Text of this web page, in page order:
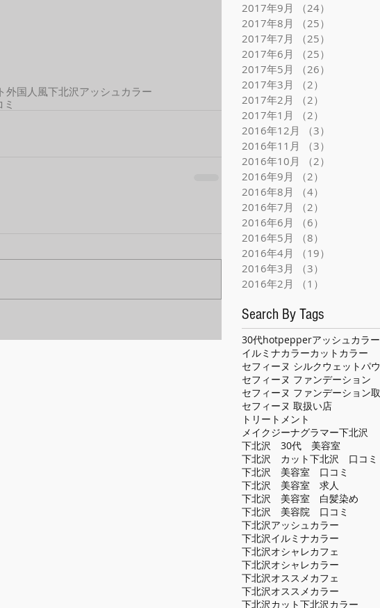
外国人風下北沢アッシュカラー
2017年9月
（24）
2017年8月
（25）
2017年7月
（25）
2017年6月
（25）
2017年5月
（26）
2017年3月
（2）
2017年2月
（2）
2017年1月
（2）
2016年12月
（3）
2016年11月
（3）
2016年10月
（2）
2016年9月
（2）
2016年8月
（4）
2016年7月
（2）
2016年6月
（6）
2016年5月
（8）
2016年4月
（19）
2016年3月
（3）
2016年2月
（1）
Search By Tags
30代hotpepperアッシュカラー
イルミナカラーカット カラー
セフィーヌ ファンデーション
セフィーヌ 取扱い店
トリートメント
メイクジーナグラマー下北沢
下北沢 30代 美容室
下北沢 カット下北沢 口コミ
下北沢 美容室 口コミ
下北沢 美容室 求人
下北沢 美容室 白髪染め
下北沢 美容院 口コミ
下北沢アッシュカラー
下北沢イルミナカラー
下北沢オシャレカフェ
下北沢オシャレカラー
下北沢オススメカフェ
下北沢オススメカラー
下北沢カット下北沢カラー